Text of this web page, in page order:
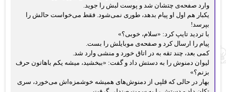
وارد صفحه‌ی چتشان شد و پوست لبش را جوید.
یکبار هم اول او پیام بدهد، طوری نمی‌شود. فقط می‌خواست حالش را
بپرسد!
با تردید تایپ کرد: «سلام، خوبی؟»
پیام را ارسال کرد و صفحه‌ی موبایلش را بست.
کمی بعد، چند تقه به در اتاق خورد و منشی وارد شد.
لیوان دمنوش را به دستش داد و گفت: «ببخشید، میشه یکم باهاتون حرف
بزنم؟»
بهار در حالی که قلپی از دمنوش‌های همیشه خوشمزه‌اش می‌خورد، سری